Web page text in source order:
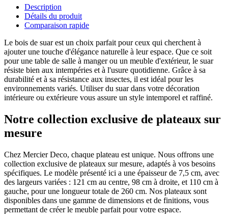
Description
Détails du produit
Comparaison rapide
Le bois de suar est un choix parfait pour ceux qui cherchent à
ajouter une touche d'élégance naturelle à leur espace. Que ce soit
pour une table de salle à manger ou un meuble d'extérieur, le suar
résiste bien aux intempéries et à l'usure quotidienne. Grâce à sa
durabilité et à sa résistance aux insectes, il est idéal pour les
environnements variés. Utiliser du suar dans votre décoration
intérieure ou extérieure vous assure un style intemporel et raffiné.
Notre collection exclusive de plateaux sur
mesure
Chez Mercier Deco, chaque plateau est unique. Nous offrons une
collection exclusive de plateaux sur mesure, adaptés à vos besoins
spécifiques. Le modèle présenté ici a une épaisseur de 7,5 cm, avec
des largeurs variées : 121 cm au centre, 98 cm à droite, et 110 cm à
gauche, pour une longueur totale de 260 cm. Nos plateaux sont
disponibles dans une gamme de dimensions et de finitions, vous
permettant de créer le meuble parfait pour votre espace.